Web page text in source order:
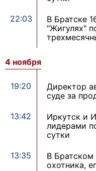
22:03
В Братске
"Жигулях"
4 ноября
19:20
Директор
суде за
13:42
Иркутск и
лидерами
сутки
13:35
В Братском
охотника,